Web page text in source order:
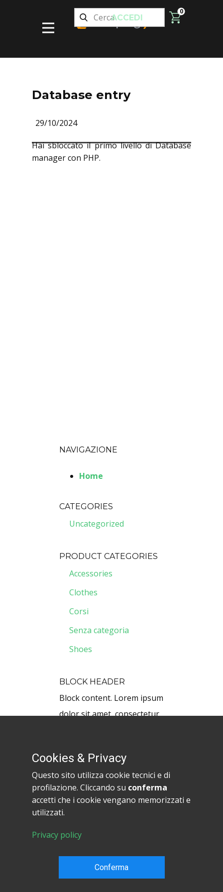
0
ACCEDI
Database entry
29/10/2024
Hai sbloccato il primo livello di Database
manager con PHP.
NAVIGAZIONE
Home
CATEGORIES
Uncategorized
PRODUCT CATEGORIES
Accessories
Clothes
Corsi
Senza categoria
Shoes
BLOCK HEADER
Block content. Lorem ipsum
dolor sit amet, consectetur
Copyright HowToProg.com 2024
Condizioni di Privacy
Partita IVA: IT 03648380834
Cookies & Privacy
Questo sito utilizza cookie tecnici e di
profilazione. Cliccando su conferma
accetti che i cookie vengano memorizzati e
utilizzati.
Privacy policy
Conferma